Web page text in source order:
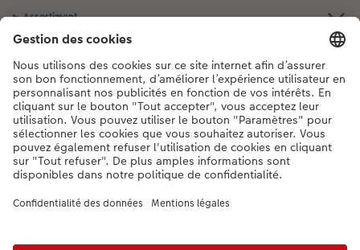
Assortiment
Notre sélection
Si vous avez des questions concernant nos produits ou votre commande,
n'hésitez pas à nous contacter du lundi au dimanche, de 9h00 à 20h00
(hors jours fériés), au numéro de téléphone044 499 10 37• 7j/7 • de 9h à
20h
DE|FR|IT